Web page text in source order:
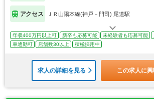
アクセス ＪＲ山陽本線(神戸－門司) 尾道駅
年収400万円以上可 新卒も応募可能 未経験者も応募可能
車通勤可
店舗数30以上 積極採用中
求人の詳細を見る この求人に